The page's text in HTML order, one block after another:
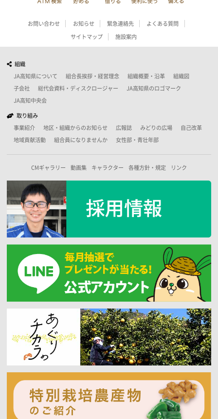
お問い合わせ お知らせ 緊急連絡先 よくある質問
サイトマップ 施設案内
組織
JA高知県について 組合長挨拶・経営理念 組織概要・沿革 組織図
子会社 総代会資料・ディスクロージャー JA高知県のロゴマーク
JA高知中央会
取り組み
事業紹介 地区・組織からのお知らせ 広報誌 みどりの広場 自己改革
地域貢献活動 組合員になりませんか 女性部・青壮年部
CMギャラリー 動画集 キャラクター 各種方針・規定 リンク